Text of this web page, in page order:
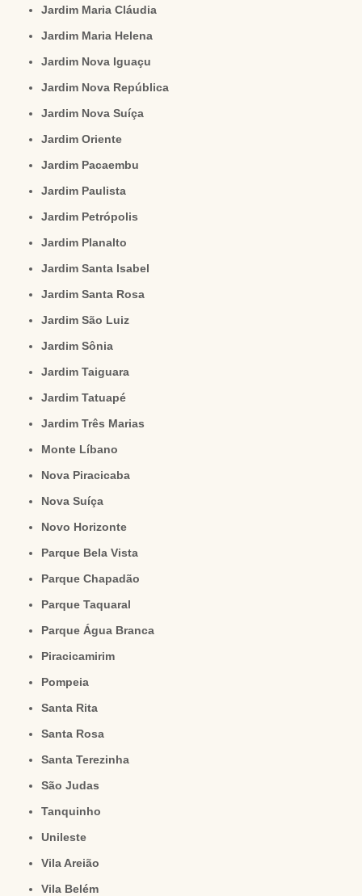
Jardim Maria Cláudia
Jardim Maria Helena
Jardim Nova Iguaçu
Jardim Nova República
Jardim Nova Suíça
Jardim Oriente
Jardim Pacaembu
Jardim Paulista
Jardim Petrópolis
Jardim Planalto
Jardim Santa Isabel
Jardim Santa Rosa
Jardim São Luiz
Jardim Sônia
Jardim Taiguara
Jardim Tatuapé
Jardim Três Marias
Monte Líbano
Nova Piracicaba
Nova Suíça
Novo Horizonte
Parque Bela Vista
Parque Chapadão
Parque Taquaral
Parque Água Branca
Piracicamirim
Pompeia
Santa Rita
Santa Rosa
Santa Terezinha
São Judas
Tanquinho
Unileste
Vila Areião
Vila Belém